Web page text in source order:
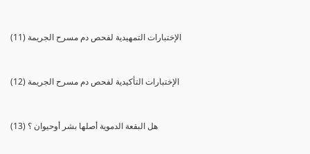
(11) الإختبارات التمهيدية لفحص دم مسرح الجريمة
(12) الإختبارات التأكيدية لفحص دم مسرح الجريمة
(13) هل البقعة الدموية أصلها بشر أوحيوان ؟